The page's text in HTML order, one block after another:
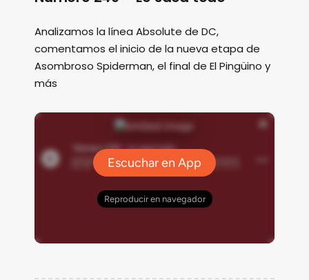
Analizamos la línea Absolute de DC,
comentamos el inicio de la nueva etapa de
Asombroso Spiderman, el final de El Pingüino y
más